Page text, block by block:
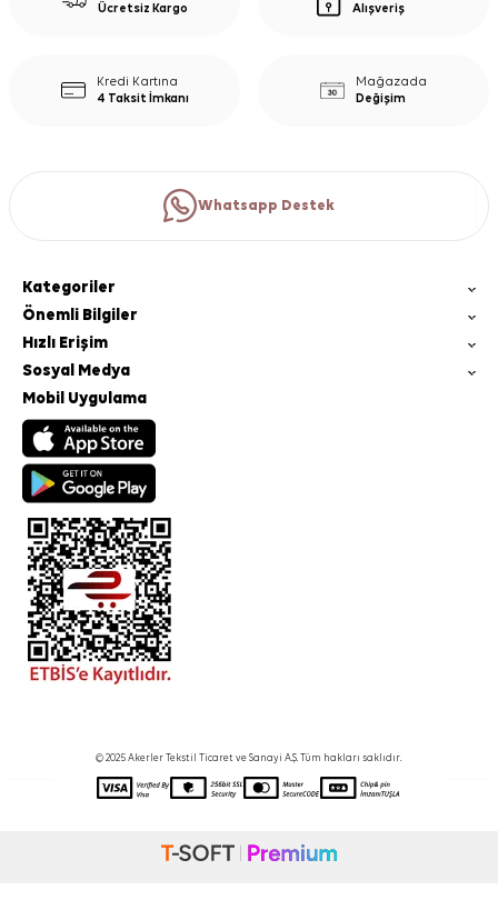
Ücretsiz Kargo
Alışveriş
Kredi Kartına
4 Taksit İmkanı
Mağazada
Değişim
Whatsapp Destek
Kategoriler
Önemli Bilgiler
Hızlı Erişim
Sosyal Medya
Mobil Uygulama
© 2025 Akerler Tekstil Ticaret ve Sanayi A.Ş. Tüm hakları saklıdır.